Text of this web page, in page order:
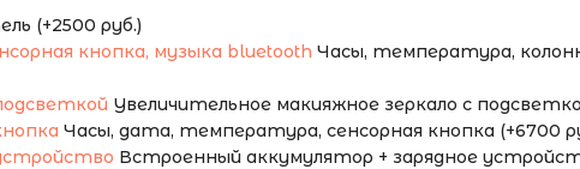
(+2500 руб.)
Часы, температура,
Увеличительное макияжное зеркало с
Часы, дата, температура, сенсорная кнопка (+6700
Встроенный аккумулятор + зарядное